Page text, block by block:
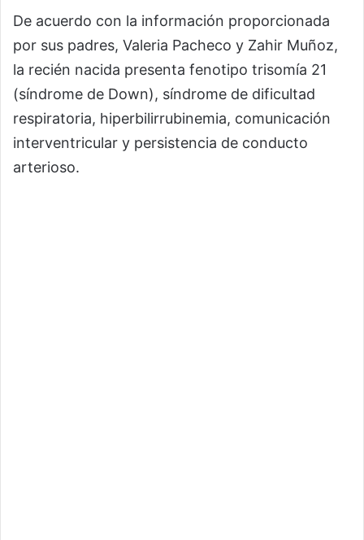
De acuerdo con la información proporcionada
por sus padres, Valeria Pacheco y Zahir Muñoz,
la recién nacida presenta fenotipo trisomía 21
(síndrome de Down), síndrome de dificultad
respiratoria, hiperbilirrubinemia, comunicación
interventricular y persistencia de conducto
arterioso.